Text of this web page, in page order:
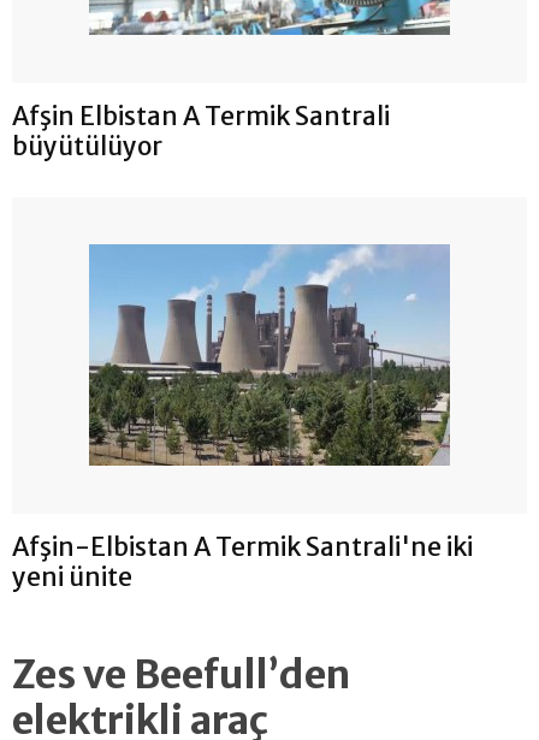
Afşin Elbistan A Termik Santrali
büyütülüyor
Afşin-Elbistan A Termik Santrali'ne iki
yeni ünite
Zes ve Beefull’den
elektrikli araç